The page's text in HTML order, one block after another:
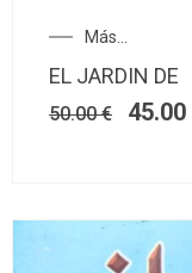
Más...
EL JARDIN DE
50.00€ 45.00